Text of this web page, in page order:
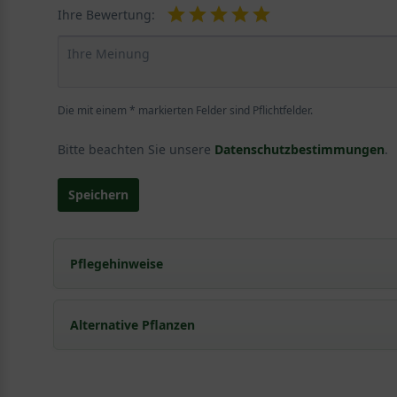
Ihre Bewertung:
Die mit einem * markierten Felder sind Pflichtfelder.
Bitte beachten Sie unsere Datenschutzbestimmungen.
Speichern
Pflegehinweise
Pflanz- und Pflegetipps Hippophae rhamnoides
Alternative Pflanzen